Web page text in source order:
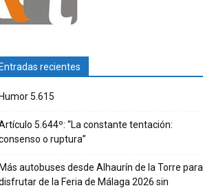
recientes
5.615
5.644º: “La constante tentación:
o ruptura”
autobuses desde Alhaurín de la Torre para
de la Feria de Málaga 2026 sin